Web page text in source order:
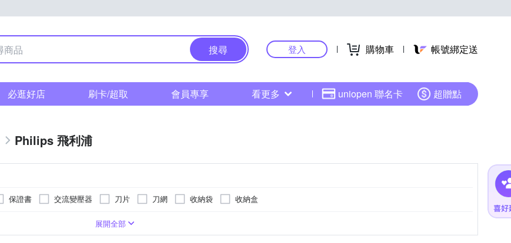
搜尋 登入 購物車 帳號綁定送
必逛好店 刷卡/超取 會員專享 看更多 uniopen 聯名卡 超贈點
Philips 飛利浦
保證書 交流變壓器 刀片 刀網 收納袋 收納盒
展開全部